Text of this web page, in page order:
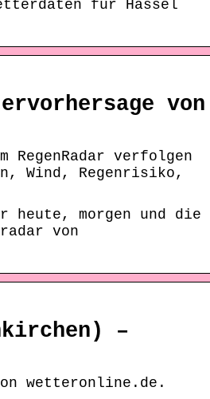
für Hassel
von
verfolgen
Wind, Regenrisiko,
heute, morgen und die
von
–
wetteronline.de.